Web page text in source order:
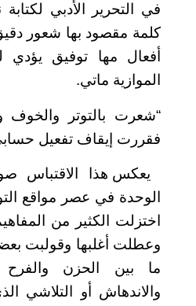
في التحرير الأدبي
كلمة مقصود بها شعور
أفعال مها توفيق يؤدي
الموازية ماتي.
“شعرت بالتوتر والخوف
فقررت إيقاف تفعيل
يعكس هذا الاقتباس
الوحدة في عصر مواقع
اختزلت الكثير من
وعطلت أغلبها وقولبت
ما بين الحزن
والاندهاش أو التلاشي